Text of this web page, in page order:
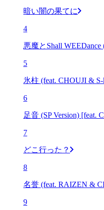
暗い闇の果てに
4
悪魔とShall
5
氷柱 (feat. CHOUJI & S-
6
足音 (SP Version) [feat.
7
どこ行った？
8
名誉 (feat. RAIZEN &
9